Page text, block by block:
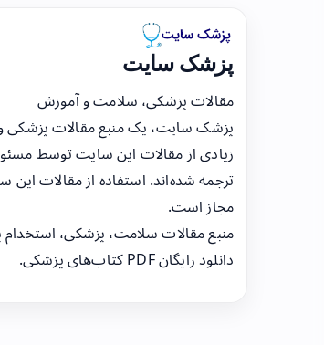
پزشک سایت
مقالات پزشکی، سلامت و آموزش
پزشک سایت، یک منبع مقالات
زیادی از مقالات این سایت توسط
ترجمه شده‌اند. استفاده از مقالات این
مجاز است.
منبع مقالات سلامت، پزشکی،
دانلود رایگان PDF کتاب‌های پزشکی.